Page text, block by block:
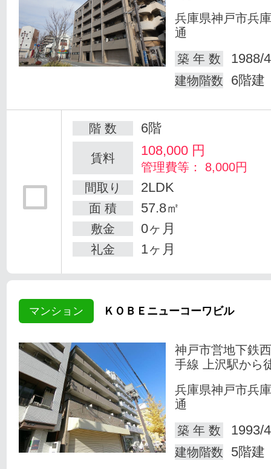
兵庫県神戸市兵
通
築 年 数
1988/
建物階数 6階建
階 数 6階
賃料 108,000 円
管理費等： 8,000円
間取り
2LDK
面 積 57.8㎡
敷金 0ヶ月
礼金 1ヶ月
マンション ＫＯＢＥニューコーワビル
神戸市営地下鉄
手線 上沢駅から
兵庫県神戸市兵
通
築 年 数
1993/
建物階数 5階建